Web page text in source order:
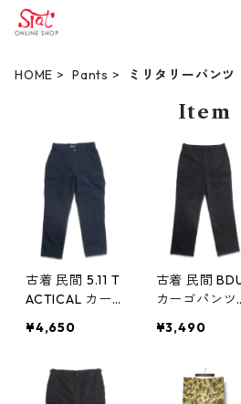
HOME Pants ミリタリーパンツ
Item
古着 民間 5.11 T
ACTICAL カー
ルニー リップ
ビー 表記：L
gd410199n w6
¥4,650
古着 民間
カーゴパンツ
記：W34L32
0721
¥3,490